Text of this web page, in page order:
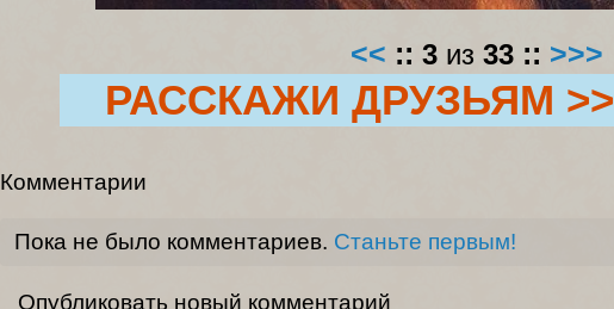
<< :: 3 из 33 :: >>>
РАССКАЖИ ДРУЗЬЯМ >>
Комментарии
Пока не было комментариев. Станьте первым!
Опубликовать новый комментарий